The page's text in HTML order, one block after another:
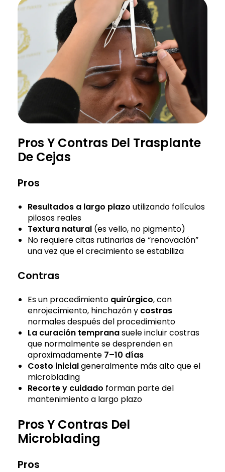
Pros Y Contras Del Trasplante
De Cejas
Pros
Resultados a largo plazo utilizando folículos
pilosos reales
Textura natural (es vello, no pigmento)
No requiere citas rutinarias de “renovación”
una vez que el crecimiento se estabiliza
Contras
Es un procedimiento quirúrgico, con
enrojecimiento, hinchazón y costras
normales después del procedimiento
La curación tempranasuele incluir costras
que normalmente se desprenden en
aproximadamente 7–10 días
Costo inicialgeneralmente más alto que el
microblading
Recorte y cuidado forman parte del
mantenimiento a largo plazo
Pros Y Contras Del
Microblading
Pros